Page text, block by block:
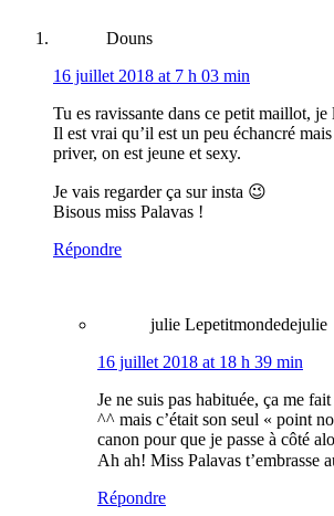
Douns
16 juillet 2018 at 7 h 03 min
Tu es ravissante dans ce petit maillot,
Il est vrai qu’il est un peu échancré
priver, on est jeune et sexy.
Je vais regarder ça sur insta 😉
Bisous miss Palavas !
Répondre
julie Lepetitmondedejulie
16 juillet 2018 at 18 h 39 min
Je ne suis pas habituée, ça me
^^ mais c’était son seul « point
canon pour que je passe à côté
Ah ah! Miss Palavas t’embrasse
Répondre